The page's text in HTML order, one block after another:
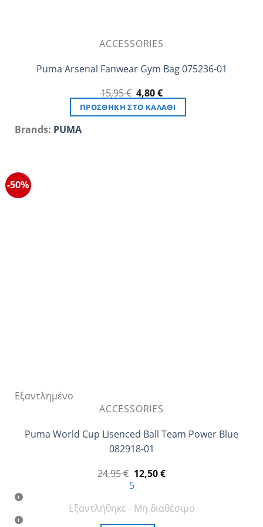
ACCESSORIES
Puma Arsenal Fanwear Gym Bag 075236-01
15,95€ Original
price
was:
15,95 €.
4,80€Η
τρέχουσα
τιμή
είναι:
ΠΡΟΣΘΉΚΗ ΣΤΟ ΚΑΛΆΘΙ
Brands: PUMA
-50%
Εξαντλημένο
ACCESSORIES
Puma World Cup Lisenced Ball Team Power Blue
082918-01
24,95€ Original
price
was:
24,95 €.
12,50€Η
είναι:
12,50 €.
5
Εξαντλήθηκε - Μη διαθέσιμο